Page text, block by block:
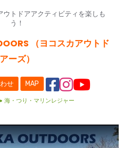
トドアアクティビティを楽しも
う！
（ヨコスカアウトド
アーズ）
せ MAP
海・つり・マリンレジャー